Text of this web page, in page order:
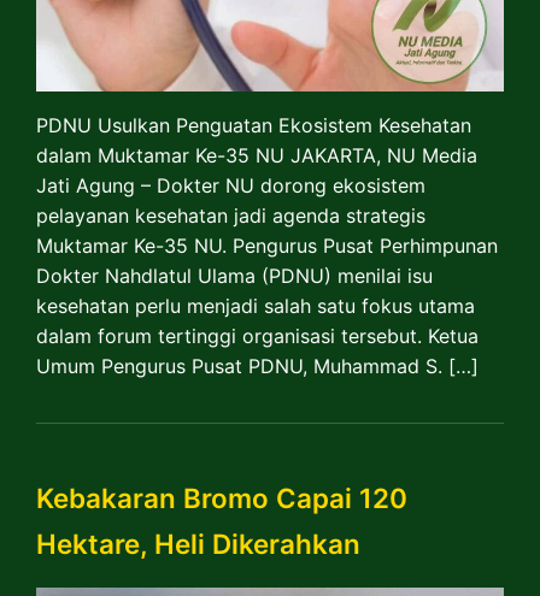
PDNU Usulkan Penguatan Ekosistem Kesehatan
dalam Muktamar Ke-35 NU JAKARTA, NU Media
Jati Agung – Dokter NU dorong ekosistem
pelayanan kesehatan jadi agenda strategis
Muktamar Ke-35 NU. Pengurus Pusat Perhimpunan
Dokter Nahdlatul Ulama (PDNU) menilai isu
kesehatan perlu menjadi salah satu fokus utama
dalam forum tertinggi organisasi tersebut. Ketua
Umum Pengurus Pusat PDNU, Muhammad S. […]
Kebakaran Bromo Capai 120
Hektare, Heli Dikerahkan